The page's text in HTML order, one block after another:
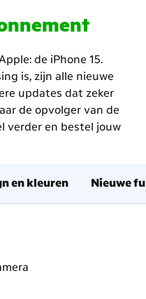
de iPhone 15.
is, zijn alle nieuwe
updates dat zeker
de opvolger van de
verder en bestel jouw
en kleuren Nieuwe